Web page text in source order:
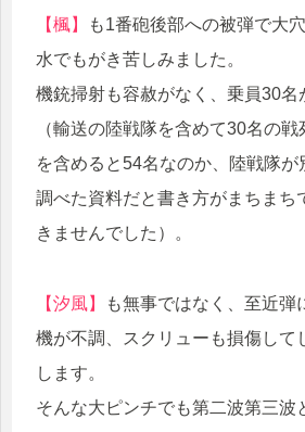
【楓】
も1番砲後部への被弾で大
水でもがき苦しみました。
機銃掃射も容赦がなく、乗員30名
（輸送の陸戦隊を含めて30名の
を含めると54名なのか、陸戦隊が
調べた資料だと書き方がまちまち
きませんでした）。
【汐風】
も無事ではなく、至近弾
機が不調、スクリューも損傷して
します。
そんな大ピンチでも第二波第三波